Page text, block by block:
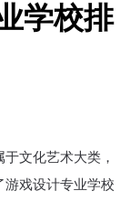
学校排
文化艺术大类，
戏设计专业学校